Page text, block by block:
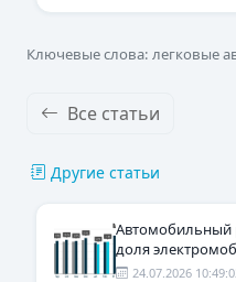
Ключевые слова: легковые
Все статьи
Другие статьи
Автомобильный
доля
24.07.2026